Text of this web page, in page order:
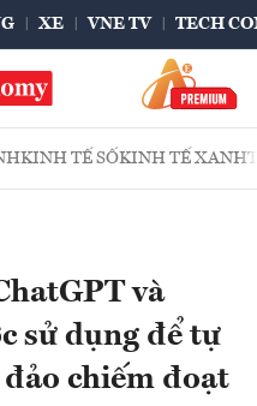
XE VNE TV TECH
KINH TẾ SỐKINH TẾ XANH
và
sử dụng để tự
chiếm đoạt